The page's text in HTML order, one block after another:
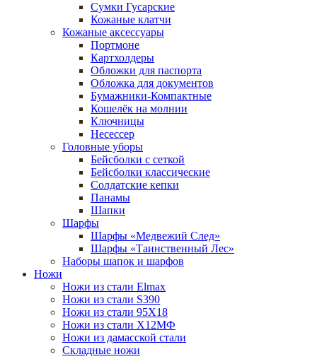
Сумки Гусарские
Кожаные клатчи
Кожаные аксессуары
Портмоне
Картхолдеры
Обложки для паспорта
Обложка для документов
Бумажники-Компактные
Кошелёк на молнии
Ключницы
Несессер
Головные уборы
Бейсболки с сеткой
Бейсболки классические
Солдатские кепки
Панамы
Шапки
Шарфы
Шарфы «Медвежий След»
Шарфы «Таинственный Лес»
Наборы шапок и шарфов
Ножи
Ножи из стали Elmax
Ножи из стали S390
Ножи из стали 95X18
Ножи из стали Х12МФ
Ножи из дамасской стали
Складные ножи